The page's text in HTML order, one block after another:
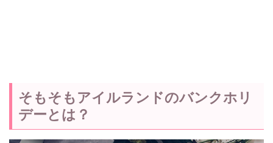
そもそもアイルランドのバンクホリ
デーとは？